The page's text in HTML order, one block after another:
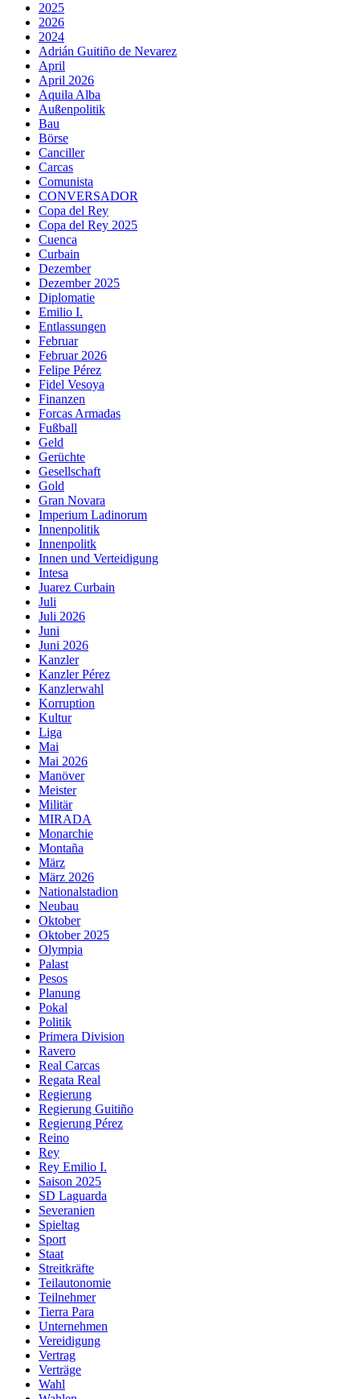
2025
2026
2024
Adrián Guitiño de Nevarez
April
April 2026
Aquila Alba
Außenpolitik
Bau
Börse
Canciller
Carcas
Comunista
CONVERSADOR
Copa del Rey
Copa del Rey 2025
Cuenca
Curbain
Dezember
Dezember 2025
Diplomatie
Emilio I.
Entlassungen
Februar
Februar 2026
Felipe Pérez
Fidel Vesoya
Finanzen
Forcas Armadas
Fußball
Geld
Gerüchte
Gesellschaft
Gold
Gran Novara
Imperium Ladinorum
Innenpolitik
Innenpolitk
Innen und Verteidigung
Intesa
Juarez Curbain
Juli
Juli 2026
Juni
Juni 2026
Kanzler
Kanzler Pérez
Kanzlerwahl
Korruption
Kultur
Liga
Mai
Mai 2026
Manöver
Meister
Militär
MIRADA
Monarchie
Montaña
März
März 2026
Nationalstadion
Neubau
Oktober
Oktober 2025
Olympia
Palast
Pesos
Planung
Pokal
Politik
Primera Division
Ravero
Real Carcas
Regata Real
Regierung
Regierung Guitiño
Regierung Pérez
Reino
Rey
Rey Emilio I.
Saison 2025
SD Laguarda
Severanien
Spieltag
Sport
Staat
Streitkräfte
Teilautonomie
Teilnehmer
Tierra Para
Unternehmen
Vereidigung
Vertrag
Verträge
Wahl